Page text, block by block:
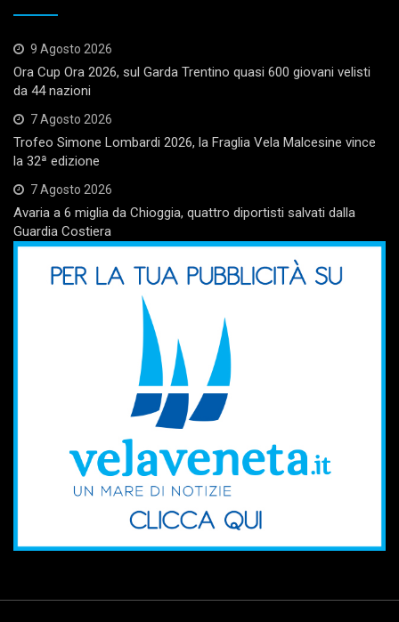
9 Agosto 2026
Ora Cup Ora 2026, sul Garda Trentino quasi 600 giovani velisti
da 44 nazioni
7 Agosto 2026
Trofeo Simone Lombardi 2026, la Fraglia Vela Malcesine vince
la 32ª edizione
7 Agosto 2026
Avaria a 6 miglia da Chioggia, quattro diportisti salvati dalla
Guardia Costiera